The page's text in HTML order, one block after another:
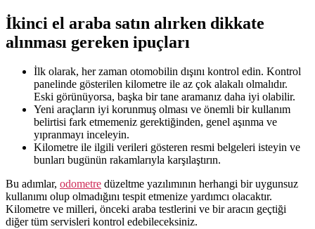
İkinci el araba satın alırken dikkate
alınması gereken ipuçları
İlk olarak, her zaman otomobilin dışını kontrol edin. Kontrol
panelinde gösterilen kilometre ile az çok alakalı olmalıdır.
Eski görünüyorsa, başka bir tane aramanız daha iyi olabilir.
Yeni araçların iyi korunmuş olması ve önemli bir kullanım
belirtisi fark etmemeniz gerektiğinden, genel aşınma ve
yıpranmayı inceleyin.
Kilometre ile ilgili verileri gösteren resmi belgeleri isteyin ve
bunları bugünün rakamlarıyla karşılaştırın.
Bu adımlar, odometre düzeltme yazılımının herhangi bir uygunsuz
kullanımı olup olmadığını tespit etmenize yardımcı olacaktır.
Kilometre ve milleri, önceki araba testlerini ve bir aracın geçtiği
diğer tüm servisleri kontrol edebileceksiniz.